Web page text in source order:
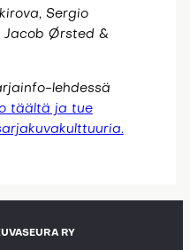
Sergio
Jacob Ørsted &
lehdessä
täältä ja tue
RY